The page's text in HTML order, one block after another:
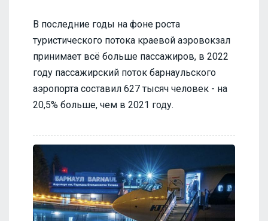
В последние годы на фоне роста
туристического потока краевой аэровокзал
принимает всё больше пассажиров, в 2022
году пассажирский поток барнаульского
аэропорта составил 627 тысяч человек - на
20,5% больше, чем в 2021 году.